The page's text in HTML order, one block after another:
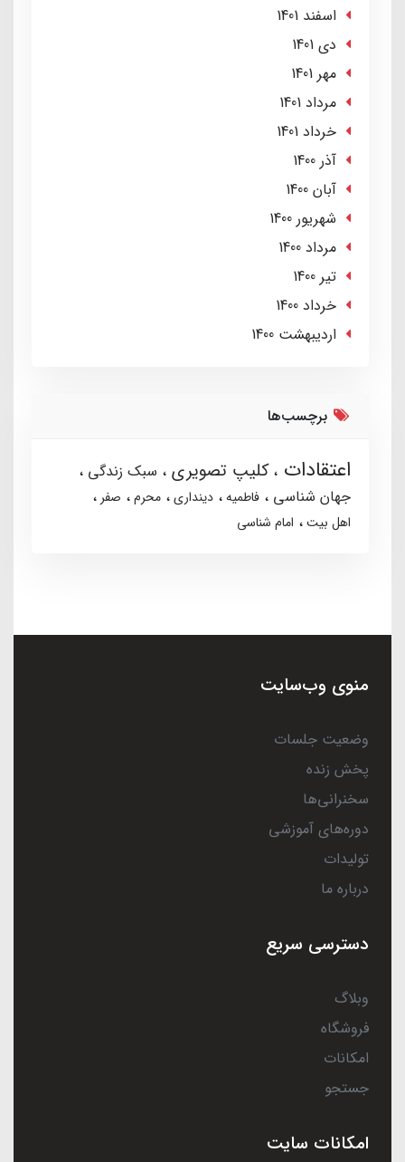
اسفند 1401
دی 1401
مهر 1401
مرداد 1401
خرداد 1401
آذر 1400
آبان 1400
شهریور 1400
مرداد 1400
تير 1400
خرداد 1400
ارديبهشت 1400
برچسب‌ها
اعتقادات کلیپ تصویری
سبک زندگی
جهان شناسی
فاطمیه دینداری محرم
صفر
اهل بیت
امام شناسی
منوی وب‌سایت
وضعیت جلسات
پخش زنده
سخنرانی‌ها
دوره‌های آموزشی
تولیدات
درباره ما
دسترسی سریع
وبلاگ
فروشگاه
امکانات
جستجو
امکانات سایت